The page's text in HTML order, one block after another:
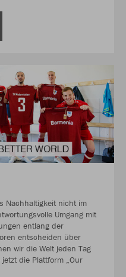
Nachhaltigkeit nicht im
Umgang mit
entlang der
entscheiden über
wir die Welt jeden Tag
die Plattform „Our